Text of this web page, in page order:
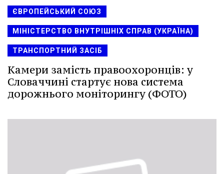
ЄВРОПЕЙСЬКИЙ СОЮЗ
МІНІСТЕРСТВО ВНУТРІШНІХ СПРАВ (УКРАЇНА)
ТРАНСПОРТНИЙ ЗАСІБ
Камери замість правоохоронців: у
Словаччині стартує нова система
дорожнього моніторингу (ФОТО)